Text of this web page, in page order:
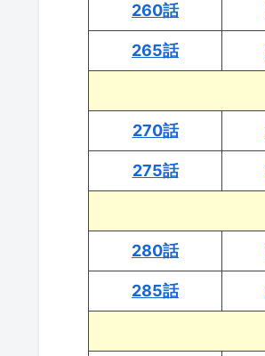
260話
265話
270話
275話
280話
285話